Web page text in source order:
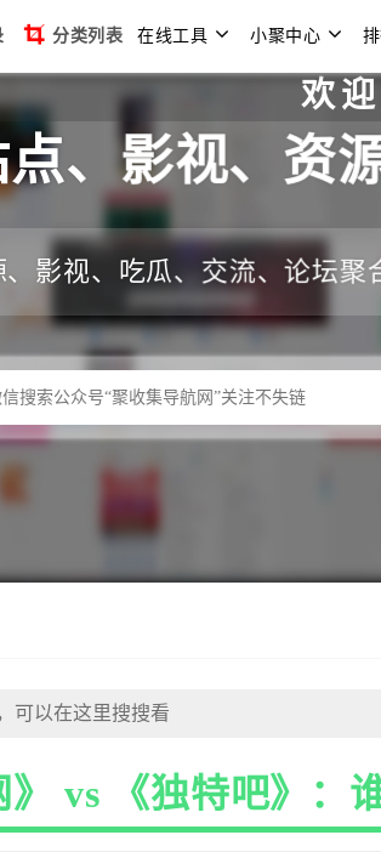
分类列表 在线工具 小聚中心
欢迎光临聚
、影视、资
影视、吃瓜、交流、论坛
》 vs 《独特吧》：